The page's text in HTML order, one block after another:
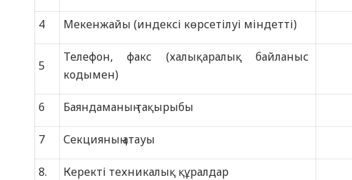
4 Мекенжайы (индексі көрсетілуі міндетті)
5
Телефон, факс (халықаралық байланыс
кодымен)
6 Баяндаманың тақырыбы
7 Секцияның атауы
8. Керекті техникалық құралдар